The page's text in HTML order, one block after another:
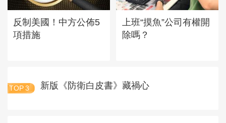
反制美國！中方公佈5
項措施
上班“摸魚”公司有權開
除嗎？
TOP 3 新版《防衛白皮書》藏禍心